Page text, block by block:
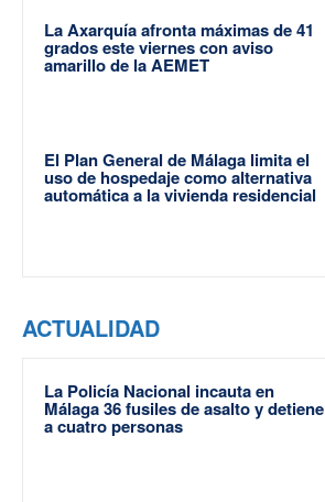
La Axarquía afronta máximas de 41
grados este viernes con aviso
amarillo de la AEMET
El Plan General de Málaga limita el
uso de hospedaje como alternativa
automática a la vivienda residencial
ACTUALIDAD
La Policía Nacional incauta en
Málaga 36 fusiles de asalto y detiene
a cuatro personas